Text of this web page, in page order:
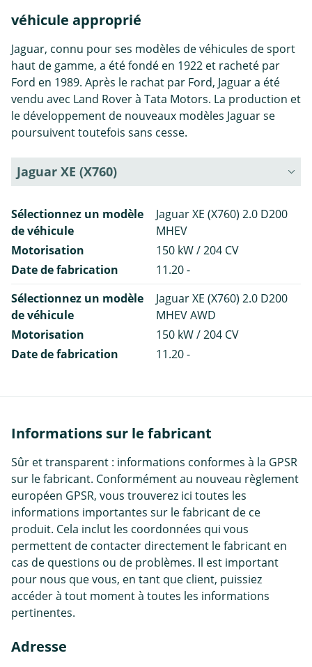
véhicule approprié
Jaguar, connu pour ses modèles de véhicules de sport
haut de gamme, a été fondé en 1922 et racheté par
Ford en 1989. Après le rachat par Ford, Jaguar a été
vendu avec Land Rover à Tata Motors. La production et
le développement de nouveaux modèles Jaguar se
poursuivent toutefois sans cesse.
Jaguar XE (X760)
Sélectionnez un modèle
de véhicule
Jaguar XE (X760) 2.0 D200
MHEV
Motorisation
150 kW / 204 CV
Date de fabrication
11.20 -
Sélectionnez un modèle
de véhicule
Jaguar XE (X760) 2.0 D200
MHEV AWD
Motorisation
150 kW / 204 CV
Date de fabrication
11.20 -
Informations sur le fabricant
Sûr et transparent : informations conformes à la GPSR
sur le fabricant. Conformément au nouveau règlement
européen GPSR, vous trouverez ici toutes les
informations importantes sur le fabricant de ce
produit. Cela inclut les coordonnées qui vous
permettent de contacter directement le fabricant en
cas de questions ou de problèmes. Il est important
pour nous que vous, en tant que client, puissiez
accéder à tout moment à toutes les informations
pertinentes.
Adresse